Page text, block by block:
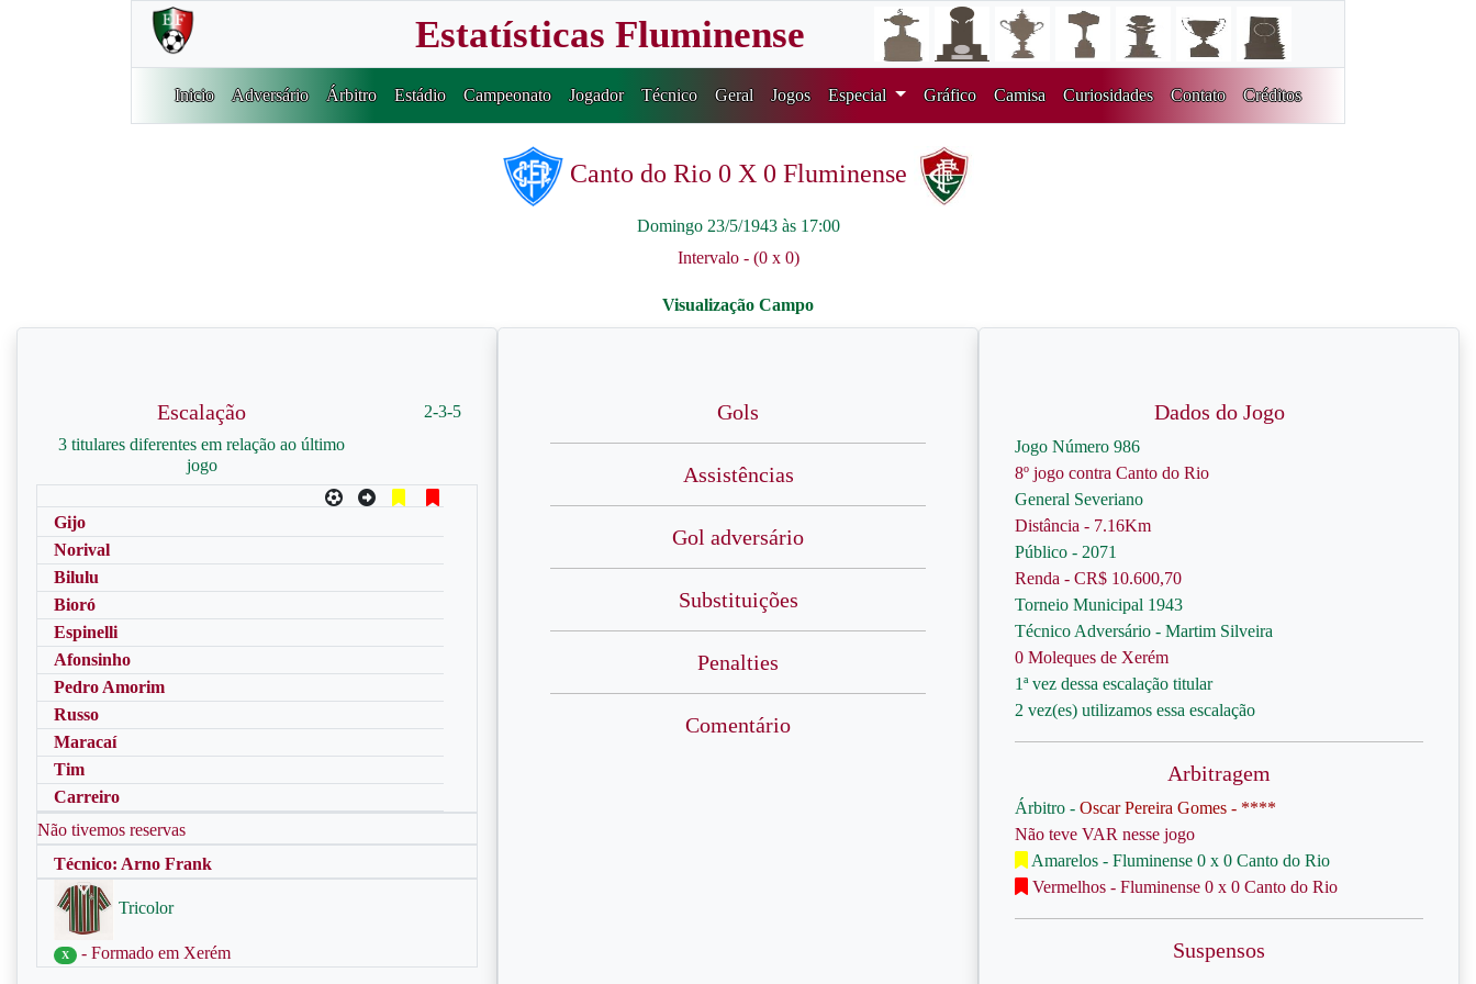
Estatísticas Fluminense
Inicio Adversário Árbitro Estádio Campeonato Jogador Técnico Geral Jogos Especial Gráfico Camisa Curiosidades Contato Créditos
Canto do Rio 0 X 0 Fluminense
Domingo 23/5/1943 às 17:00
Intervalo - (0 x 0)
Escalação
3 titulares diferentes em relação ao último
jogo
2-3-5
Gijo
Norival
Bilulu
Bioró
Espinelli
Afonsinho
Pedro Amorim
Russo
Maracaí
Tim
Carreiro
Não tivemos reservas
Técnico: Arno Frank
Tricolor
X - Formado em Xerém
Gols
Assistências
Gol adversário
Substituições
Penalties
Comentário
Dados do Jogo
Jogo Número 986
8º jogo contra Canto do Rio
General Severiano
Distância - 7.16Km
Público - 2071
Renda - CR$ 10.600,70
Torneio Municipal 1943
Técnico Adversário - Martim Silveira
0 Moleques de Xerém
1ª vez dessa escalação titular
2 vez(es) utilizamos essa escalação
Arbitragem
Árbitro - Oscar Pereira Gomes - ****
Não teve VAR nesse jogo
Amarelos - Fluminense 0 x 0 Canto do Rio
Vermelhos - Fluminense 0 x 0 Canto do Rio
Suspensos